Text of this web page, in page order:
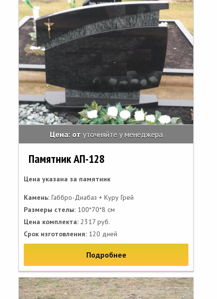
Цена: от уточняйте у менеджера
Памятник АП-128
Цена указана за памятник
Камень: Габбро-Диабаз + Куру Грей
Размеры стелы: 100*70*8 см
Цена комплекта: 2317 руб.
Срок изготовления: 120 дней
Подробнее